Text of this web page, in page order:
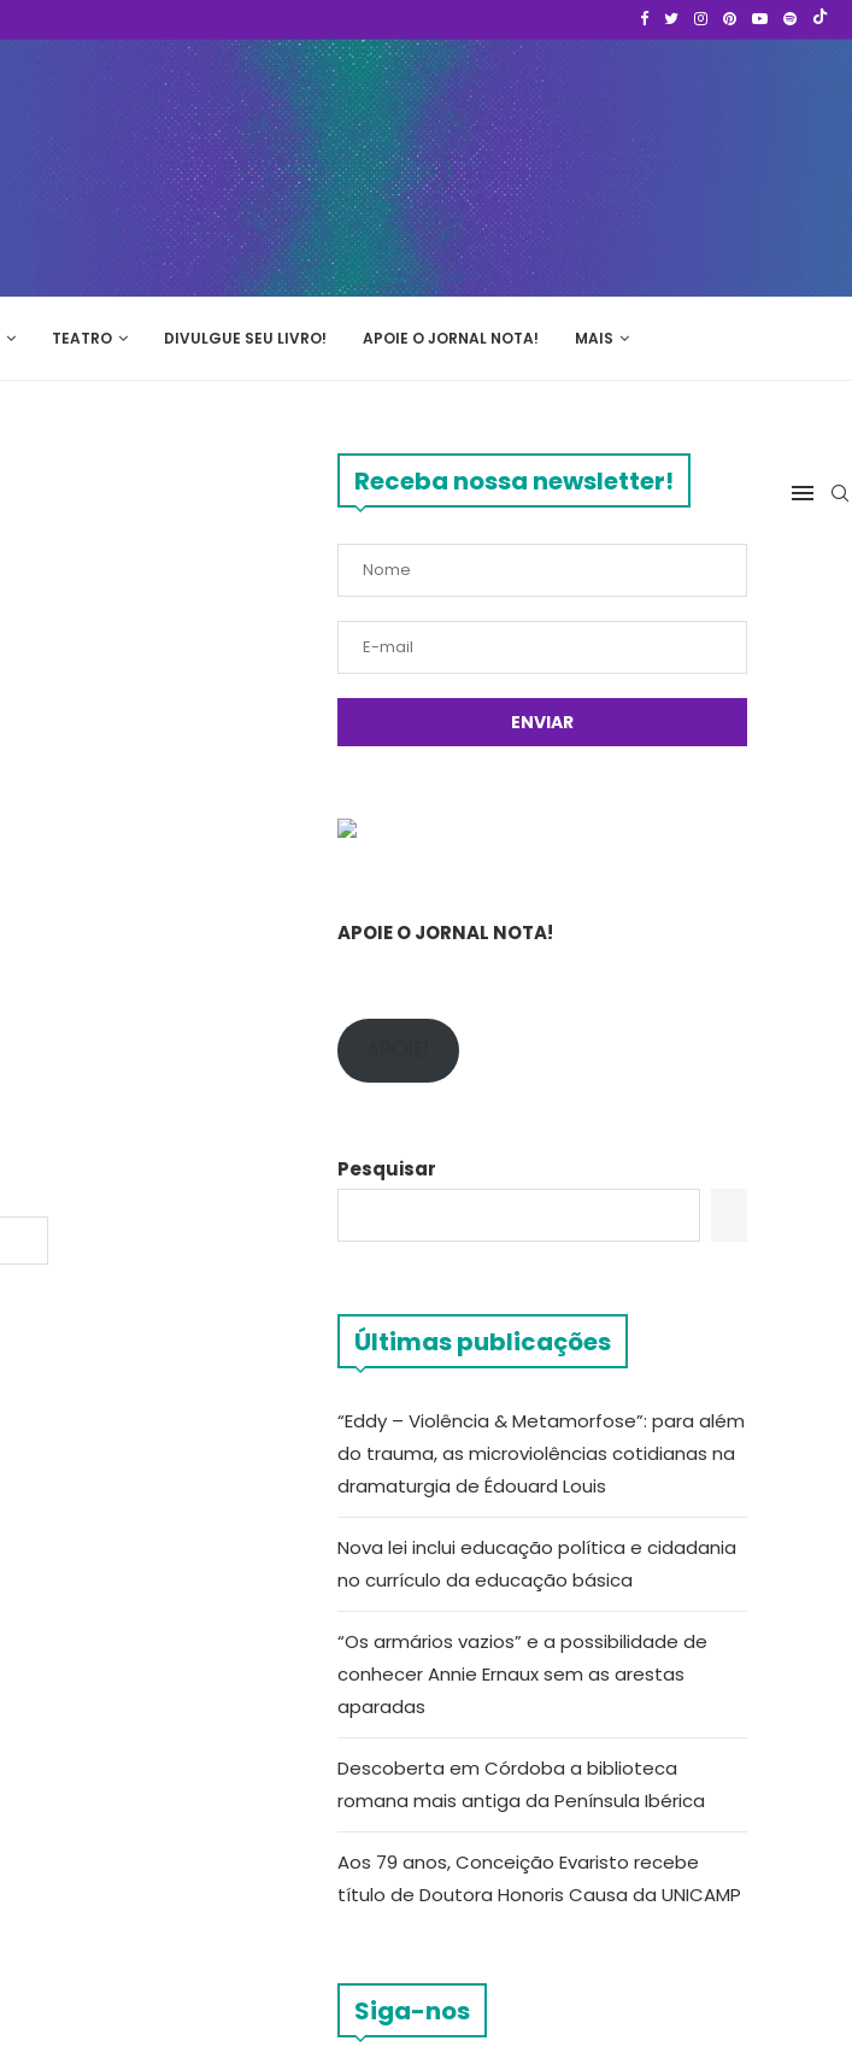
TEATRO DIVULGUE SEU LIVRO! APOIE O JORNAL NOTA! MAIS
Receba nossa newsletter!
APOIE O JORNAL NOTA!
Pesquisar
Últimas publicações
“Eddy – Violência & Metamorfose”: para além
do trauma, as microviolências cotidianas na
dramaturgia de Édouard Louis
Nova lei inclui educação política e cidadania
no currículo da educação básica
“Os armários vazios” e a possibilidade de
conhecer Annie Ernaux sem as arestas
aparadas
Descoberta em Córdoba a biblioteca
romana mais antiga da Península Ibérica
Aos 79 anos, Conceição Evaristo recebe
título de Doutora Honoris Causa da UNICAMP
Siga-nos